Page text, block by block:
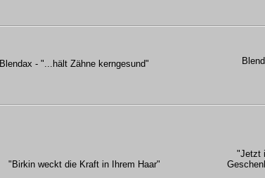
Blendax - "...hält Zähne kerngesund"
"Birkin weckt die Kraft in Ihrem Haar"
"Jetzt